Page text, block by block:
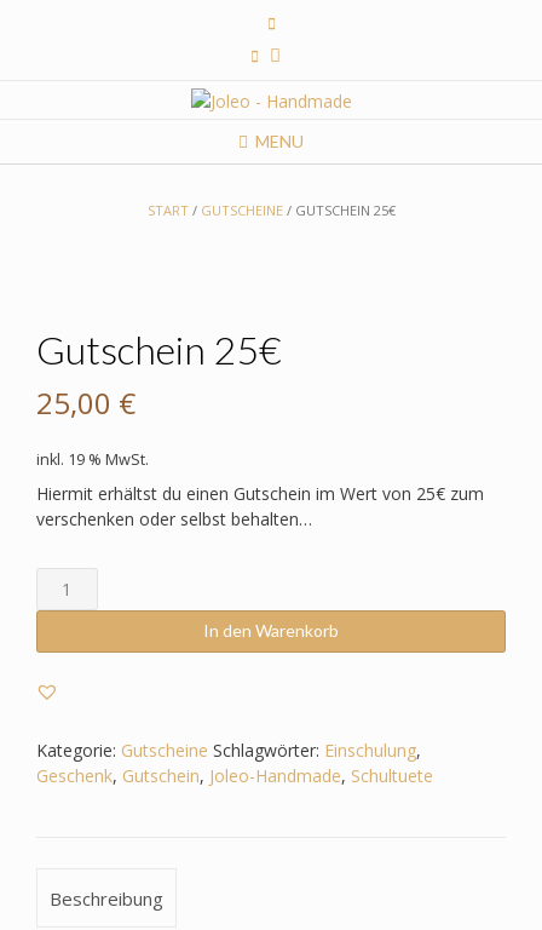
MENU
START/ GUTSCHEINE/ GUTSCHEIN 25€
Gutschein 25€
25,00 €
inkl. 19 % MwSt.
Hiermit erhältst du einen Gutschein im Wert von 25€ zum
verschenken oder selbst behalten…
Gutschein
25€
In den Warenkorb
Kategorie: Gutscheine Schlagwörter: Einschulung,
Geschenk, Gutschein, Joleo-Handmade, Schultuete
Beschreibung